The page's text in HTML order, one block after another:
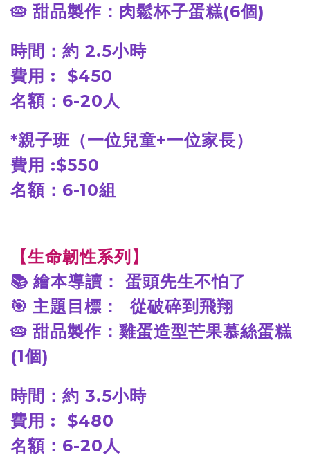
🥧 甜品製作：肉鬆杯子蛋糕(6個)
時間：約 2.5小時
費用 : $450
名額：6-20人
*親子班（一位兒童+一位家長）
費用 :$550
名額：6-10組
【生命韌性系列】
📚 繪本導讀： 蛋頭先生不怕了
🎯 主題目標： 從破碎到飛翔
🥧 甜品製作：雞蛋造型芒果慕絲蛋糕
(1個)
時間：約 3.5小時
費用 : $480
名額：6-20人